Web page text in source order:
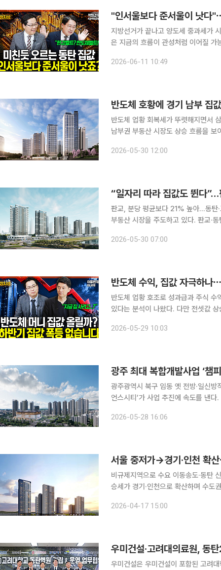
"인서울보다 준서울이 낫다
지방선거가 끝나고 양도세 중과세가
은 지금의 흐름이 관성처럼 이어질
2026-06-11 10:49
반도체 호황에 경기 남부 집
반도체 업황 회복세가 뚜렷해지면서
남부권 부동산 시장도 상승 흐름을
발표한 ‘유가증권시장 12월 결산법
2026-05-30 12:00
“일자리 따라 집값도 뛴다”…
판교, 분당 평균보다 21% 높아…동탄·고덕도 지역 시세
부동산 시장을 주도하고 있다. 판교·
2026-05-30 07:00
반도체 수익, 집값 자극하
반도체 업황 호조로 성과급과 주식
있다는 분석이 나왔다. 다만 전셋값
하나은행 부동산수석전문위원은 28
2026-05-29 10:03
광주 최대 복합개발사업 ‘챔
광주광역시 북구 임동 옛 전방·일신
언스시티’가 사업 추진에 속도를 낸다. 챔피언스시티복합개발PFV는 PFV 주주인 신영과 우미건설
밝혔다. 이번 사업은 외부 도급에
2026-05-28 16:06
서울 중저가→경기·인천 확
비규제지역으로 수요 이동송도·동탄 신고가·청약 경쟁률 상
승세가 경기·인천으로 확산하며 수도
다. 17일 부동산 R114 자료에 따르
2026-04-17 15:00
우미건설·고려대의료원, 동
우미건설은 우미건설이 포함된 고려